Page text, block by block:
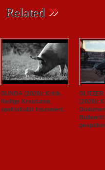
Related »
GUNDA (2020): Kritik.
Heilige Kreaturen,
spektakulär inszeniert.
(2020):